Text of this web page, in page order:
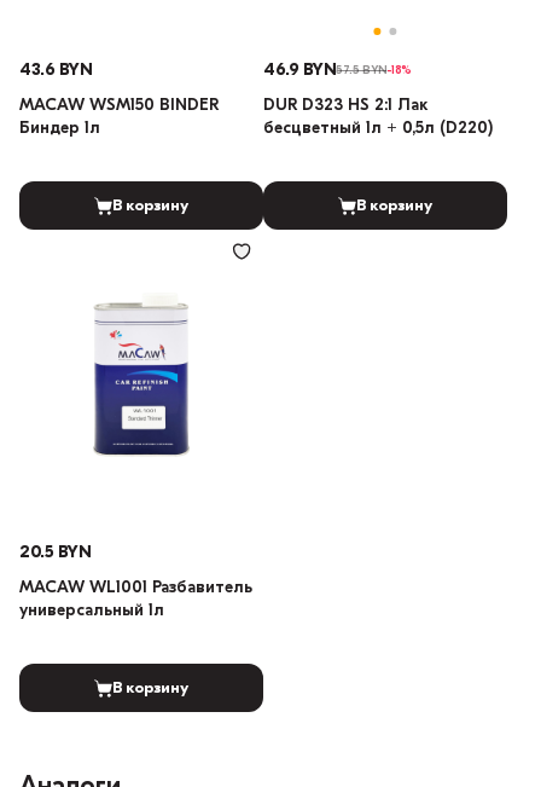
43.6 BYN
MACAW WSM150 BINDER
Биндер 1л
В корзину
46.9 BYN57.5 BYN-18%
DUR D323 HS 2:1 Лак
бесцветный 1л + 0,5л (D220)
В корзину
20.5 BYN
MACAW WL1001 Разбавитель
универсальный 1л
В корзину